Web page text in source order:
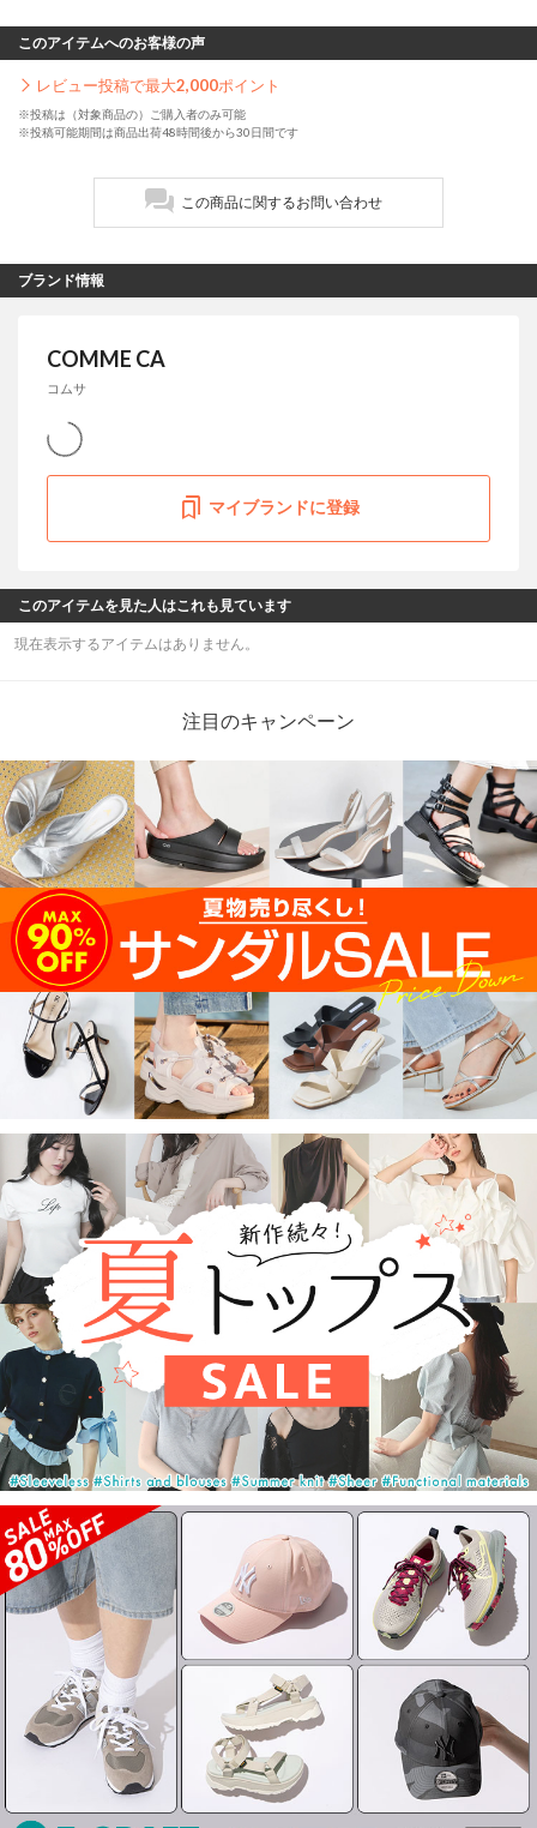
このアイテムへのお客様の声
レビュー投稿で最大2,000ポイント
※投稿は（対象商品の）ご購入者のみ可能
※投稿可能期間は商品出荷48時間後から30日間です
この商品に関するお問い合わせ
ブランド情報
COMME CA
コムサ
マイブランドに登録
このアイテムを見た人はこれも見ています
現在表示するアイテムはありません。
注目のキャンペーン